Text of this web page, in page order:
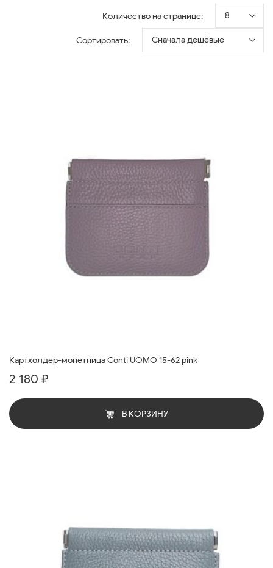
Количество на странице: 8
Сортировать: Сначала дешёвые
Картхолдер-монетница Conti UOMO 15-62 pink
2 180 ₽
В КОРЗИНУ